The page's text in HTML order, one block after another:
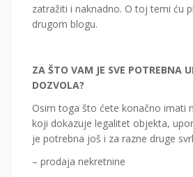
zatražiti i naknadno. O toj temi ću
drugom blogu.
ZA ŠTO VAM JE SVE POTREBNA
DOZVOLA?
Osim toga što ćete konačno imati
koji dokazuje legalitet objekta,
je potrebna još i za razne druge
– prodaja nekretnine